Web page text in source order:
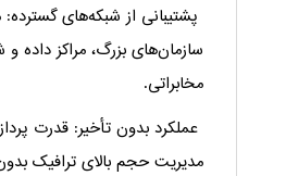
پشتیبانی از شبکه‌های
سازمان‌های بزرگ، مراکز داده
مخابراتی.
عملکرد بدون تأخیر: قدرت
مدیریت حجم بالای ترافیک